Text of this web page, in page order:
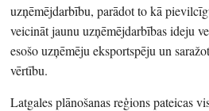
uzņēmējdarbību, parādot to kā
veicināt jaunu uzņēmējdarbības ideju
esošo uzņēmēju eksportspēju un
vērtību.
Latgales plānošanas reģions pateicas